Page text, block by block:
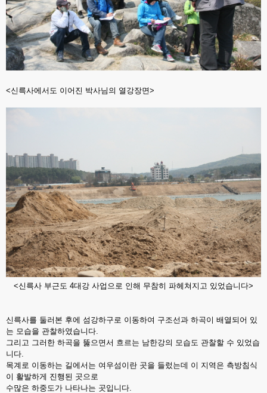
<신륵사에서도 이어진 박사님의 열강장면>
<신륵사 부근도 4대강 사업으로 인해 무참히 파헤쳐지고 있었습니다>
신륵사를 둘러본 후에 섬강하구로 이동하여 구조선과 하곡이 배열되어 있
는 모습을 관찰하였습니다.
그리고 그러한 하곡을 뚫으면서 흐르는 남한강의 모습도 관찰할 수 있었습
니다.
목계로 이동하는 길에서는 여우섬이란 곳을 들렀는데 이 지역은 측방침식
이 활발하게 진행된 곳으로
수많은 하중도가 나타나는 곳입니다.